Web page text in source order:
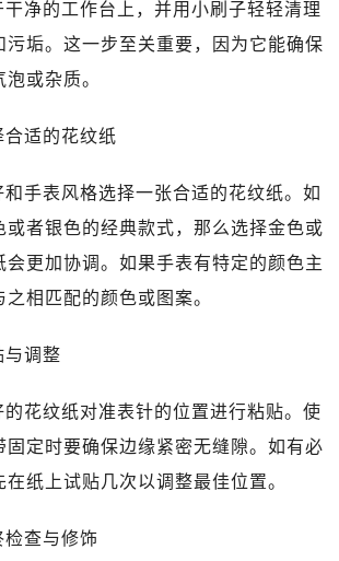
净的工作台上，并用小刷子轻轻清理
污垢。这一步至关重要，因为它能确保
或杂质。
合适的花纹纸
手表风格选择一张合适的花纹纸。如
或者银色的经典款式，那么选择金色或
会更加协调。如果手表有特定的颜色主
相匹配的颜色或图案。
与调整
花纹纸对准表针的位置进行粘贴。使
固定时要确保边缘紧密无缝隙。如有必
纸上试贴几次以调整最佳位置。
检查与修饰